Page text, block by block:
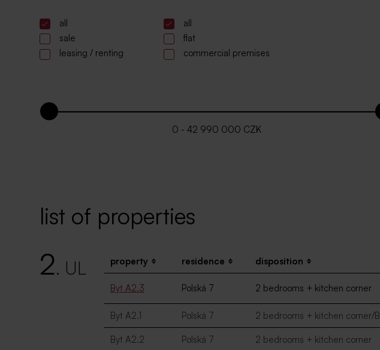
all
sale
leasing / renting
all
flat
commercial premises
0 - 42 990 000 CZK
list of properties
2. UL property residence disposition
Byt A2.3 Polská 7 2 bedrooms + kitchen corner
Byt A2.1 Polská 7 2 bedrooms + kitchen corner/B
Byt A2.2 Polská 7 2 bedrooms + kitchen corner